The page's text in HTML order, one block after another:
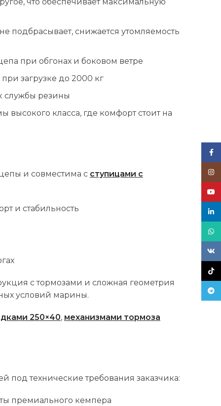
подбрасывает, снижается утомляемость
при обгонах и боковом ветре
загрузке до 2000 кг
службы резины
класса, где комфорт стоит на
и совместима с ступицами с
и стабильность
с тормозами и сложная геометрия
условий марины.
250×40, механизмами тормоза
под технические требования заказчика:
премиального кемпера
VK